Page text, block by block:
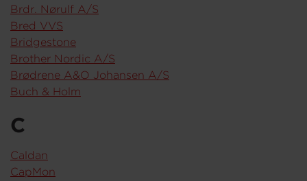
Brdr. Nørulf A/S
Bred VVS
Bridgestone
Brother Nordic A/S
Brødrene A&O Johansen A/S
Buch & Holm
C
Caldan
CapMon